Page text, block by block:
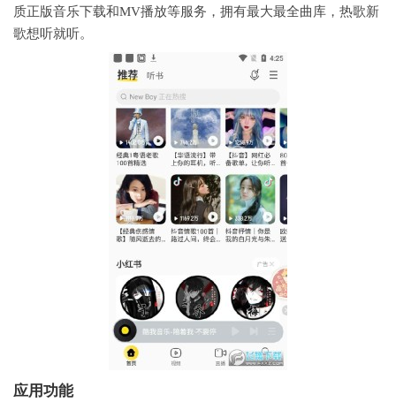
质正版音乐下载和MV播放等服务，拥有最大最全曲库，热歌新
歌想听就听。
应用功能